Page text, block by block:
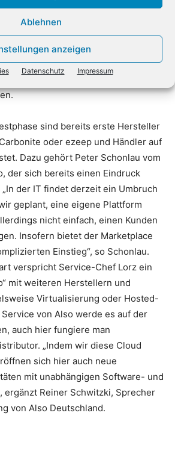
Ablehnen
anzeigen
Datenschutz Impressum
entweder ausschließlich an
Hierfür bedarf es noch
Darüber hinaus bietet
an, die den Weg in das Cloud-
sind bereits erste Hersteller
oder ezeep und Händler auf
Dazu gehört Peter Schonlau vom
der sich bereits einen Eindruck
der IT findet derzeit ein Umbruch
geplant, eine eigene Plattform
nicht einfach, einen Kunden
Insofern bietet der Marketplace
Einstieg“, so Schonlau.
verspricht Service-Chef Lorz ein
mit weiteren Herstellern und
Virtualisierung oder Hosted-
von Also werde es auf der
auch hier fungiere man
„Indem wir diese Cloud
sich hier auch neue
mit unabhängigen Software- und
ergänzt Reiner Schwitzki, Sprecher
von Also Deutschland.